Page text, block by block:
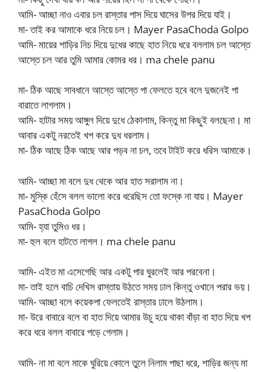
আমি- আচ্ছা নাও এবার চল রাস্তার পাস দিয়ে ঘাসের উপর দিয়ে যাই।
মা- তাই কর আমাকে ধরে নিয়ে চল। Mayer PasaChoda Golpo
আমি- মায়ের শাড়ির নিচ দিয়ে দুধের কাছে হাত নিয়ে ধরে বললাম চল আস্তে
আস্তে চল আর তুমি আমার কোমর ধর। ma chele panu
মা- ঠিক আছে সাবধানে আস্তে আস্তে পা ফেলতে হবে বলে দুজনেই পা
বারাতে লাগলাম।
আমি- হাটার সময় আঙ্গুল দিয়ে দুধে ঠেকালাম, কিন্তু মা কিছুই বলছেনা। মা
আবার একটু নরতেই খপ করে দুধ ধরলাম।
মা- ঠিক আছে ঠিক আছে আর পড়ব না চল, তবে টাইট করে ধরিস আমাকে।
আমি- আচ্ছা মা বলে দুধ থেকে আর হাত সরালাম না।
মা- মুস্কি হেঁসে বলল ভালো করে ধরেছিস তো ফস্কে না যায়। Mayer
PasaChoda Golpo
আমি- হ্যা তুমিও ধর।
মা- হুল বলে হাটতে লাগল। ma chele panu
আমি- এইত মা এসেগেছি আর একটু পার ঘুরলেই আর পরবেনা।
মা- তাই হলে বাচি দেখিস রাস্তায় উঠতে সময় ঢাল কিন্তু ওখানে পরার ভয়।
আমি- আচ্ছা বলে কয়েকপা ফেলতেই রাস্তার ঢালে উঠলাম।
মা- উরে বাবারে বলে বা হাত দিয়ে আমার উচু হয়ে থাকা বাঁড়া বা হাত দিয়ে খপ
করে ধরে বলল বাবারে পড়ে গেলাম।
আমি- না মা বলে মাকে ঘুরিয়ে কোলে তুলে নিলাম পাছা ধরে, শাড়ির জন্য মা